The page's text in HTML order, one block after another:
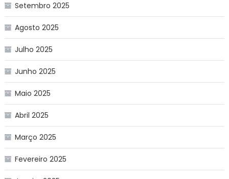
Setembro 2025
Agosto 2025
Julho 2025
Junho 2025
Maio 2025
Abril 2025
Março 2025
Fevereiro 2025